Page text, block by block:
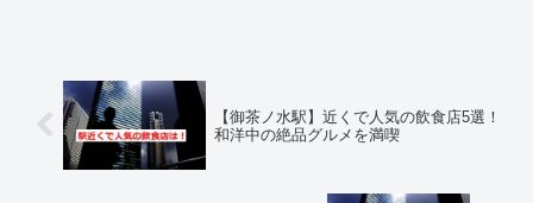
【御茶ノ水駅】近くで人気の飲食店5選！
和洋中の絶品グルメを満喫